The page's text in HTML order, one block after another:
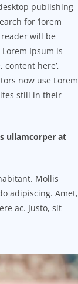
publishing
for ‘lorem
will be
Ipsum is
here’,
now use Lorem
still in their
ullamcorper at
Mollis
adipiscing. Amet,
ac. Justo, sit